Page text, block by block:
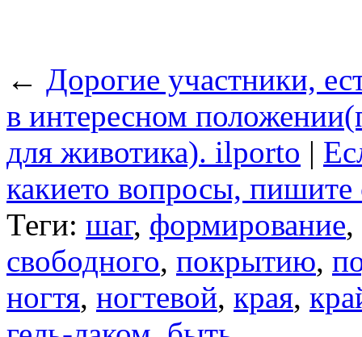
← Дорогие участники,
в интересном
для животика). ilporto |
какието вопросы,
Теги: шаг, формирование,
свободного, покрытию,
ногтя, ногтевой, края,